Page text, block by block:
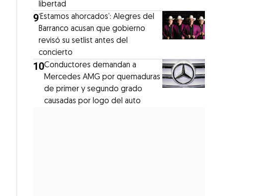
libertad
9‘Estamos ahorcados’: Alegres del
Barranco acusan que gobierno
revisó su setlist antes del
concierto
10Conductores demandan a
Mercedes AMG por quemaduras
de primer y segundo grado
causadas por logo del auto